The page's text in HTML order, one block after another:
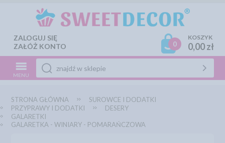
ZALOGUJ SIĘ
ZAŁÓŻ KONTO
0
KOSZYK
0,00 zł
MENU
STRONA GŁÓWNA
SUROWCE I DODATKI
PRZYPRAWY I DODATKI
DESERY
GALARETKI
GALARETKA - WINIARY - POMARAŃCZOWA